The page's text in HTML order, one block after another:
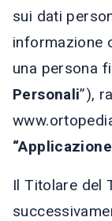
sui dati
informazione
una persona
Personali”),
Il Titolare del